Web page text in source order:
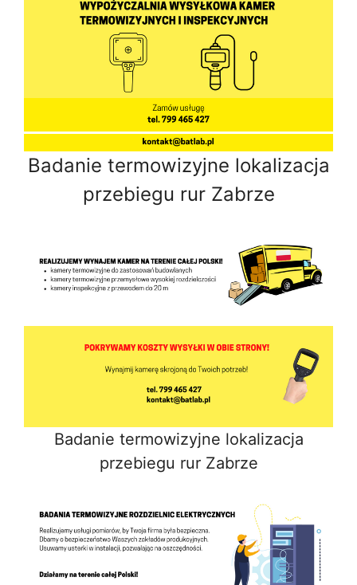
Badanie termowizyjne lokalizacja
przebiegu rur Zabrze
Badanie termowizyjne lokalizacja
przebiegu rur Zabrze